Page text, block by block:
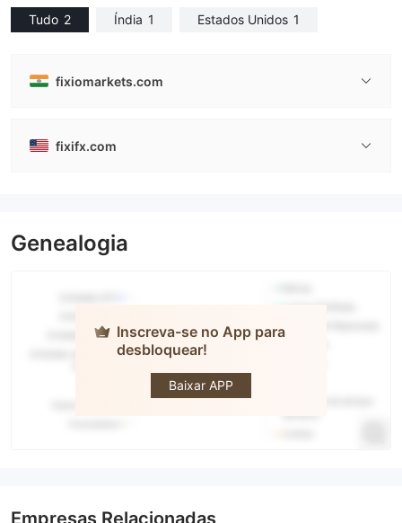
Tudo 2 Índia 1 Estados Unidos 1
fixiomarkets.com
fixifx.com
Genealogia
Inscreva-se no App para
desbloquear!
Baixar APP
Empresas Relacionadas